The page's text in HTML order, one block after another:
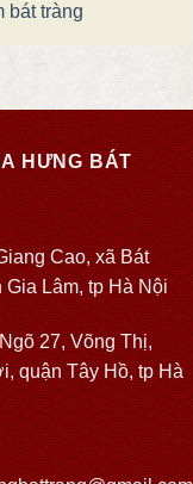
bát tràng
HƯNG BÁT
Cao, xã Bát
Gia Lâm, tp Hà Nội
27, Võng Thị,
quận Tây Hồ, tp Hà